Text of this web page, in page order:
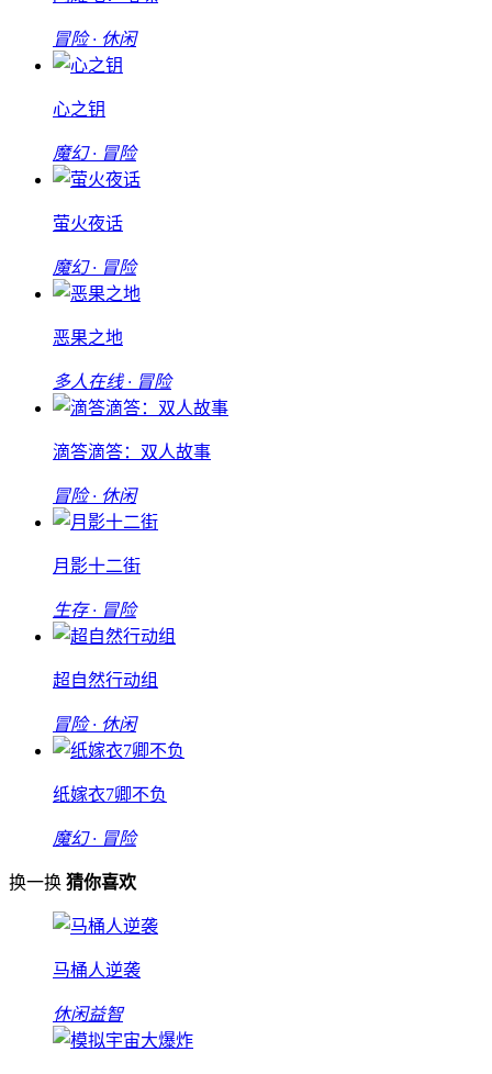
冒险 · 休闲
心之钥
魔幻 · 冒险
萤火夜话
魔幻 · 冒险
恶果之地
多人在线 · 冒险
滴答滴答：双人故事
冒险 · 休闲
月影十二街
生存 · 冒险
超自然行动组
冒险 · 休闲
纸嫁衣7卿不负
魔幻 · 冒险
换一换 猜你喜欢
马桶人逆袭
休闲益智